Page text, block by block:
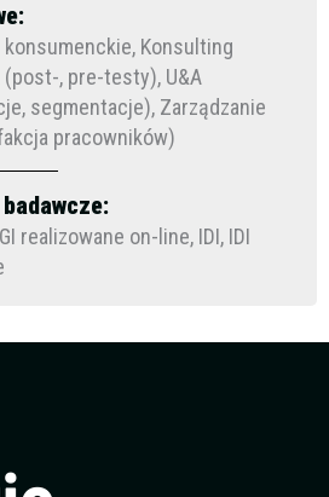
Konsulting
(post-, pre-testy), U&A
segmentacje), Zarządzanie
pracowników)
realizowane on-line, IDI, IDI